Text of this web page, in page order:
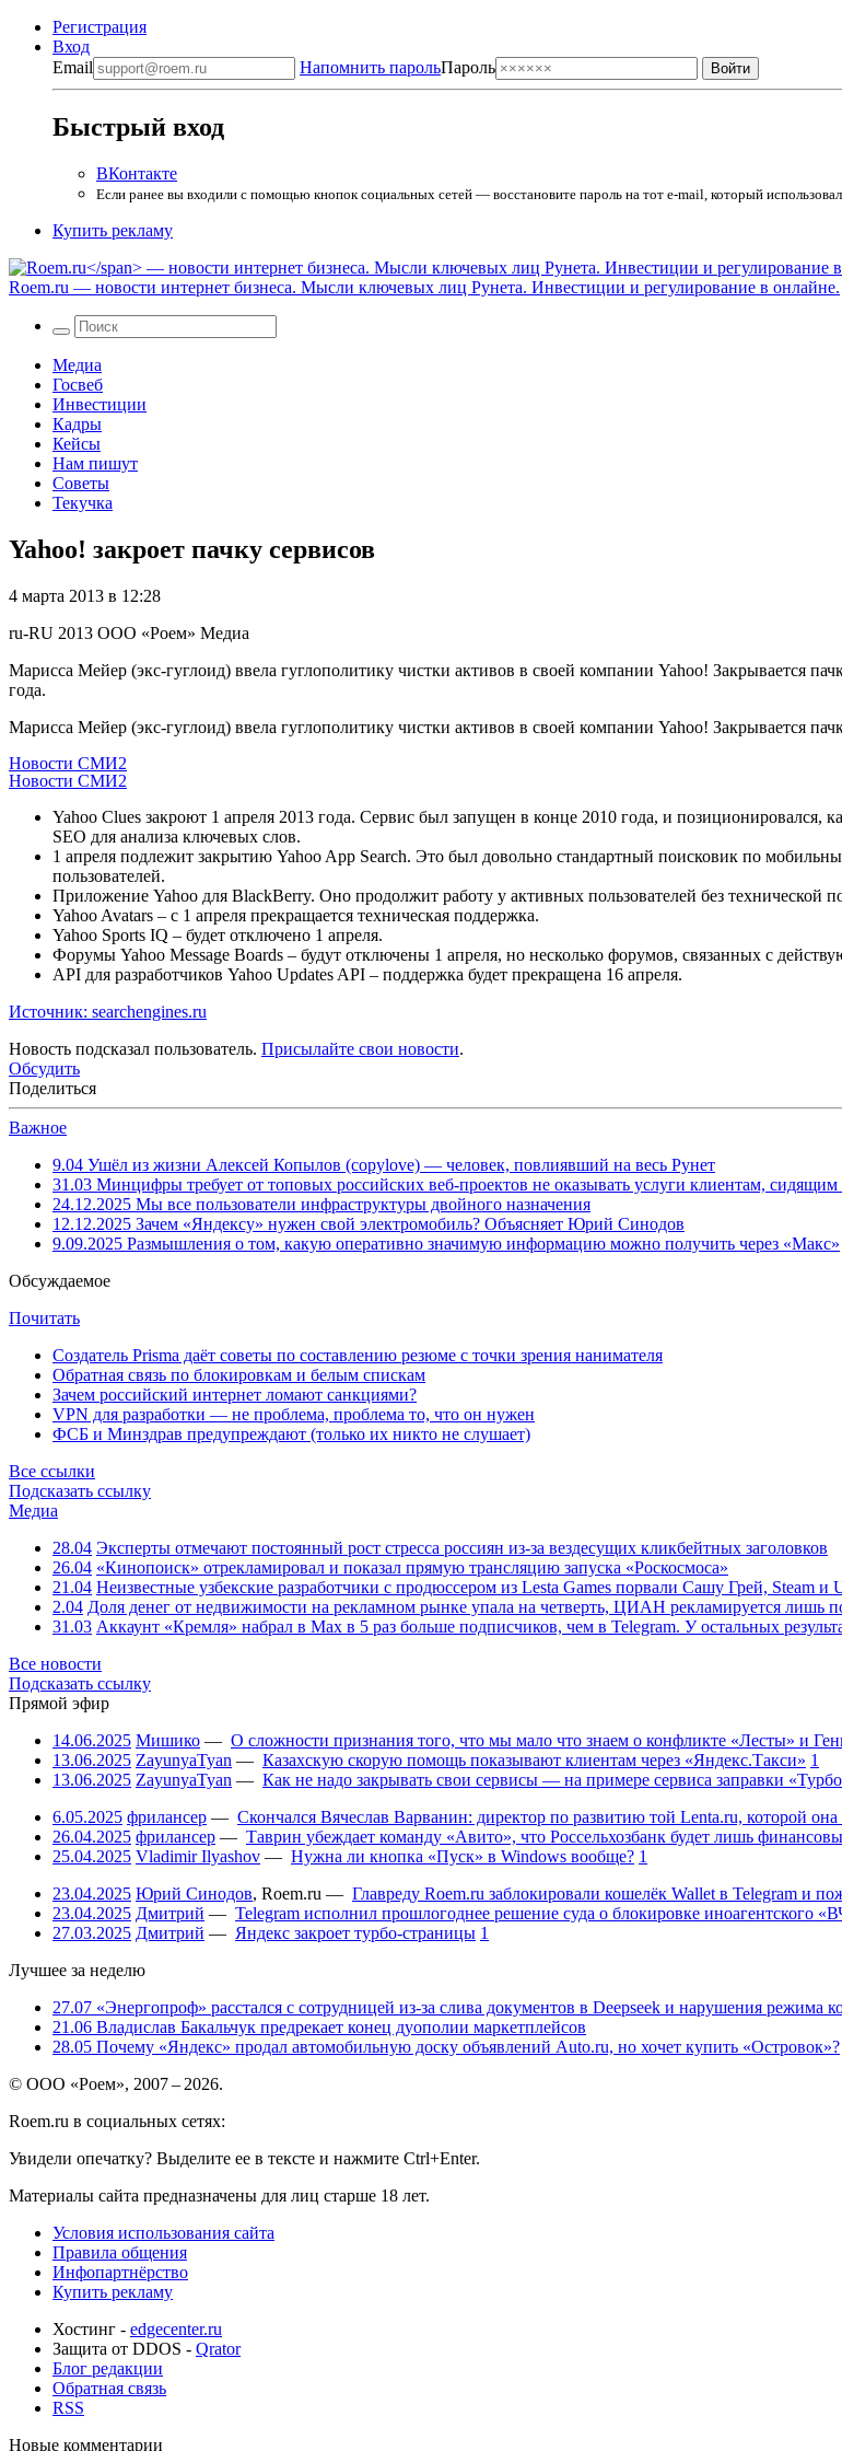
Регистрация
Вход
Email
Напомнить парольПароль
Быстрый вход
ВКонтакте
Если ранее вы входили с помощью кнопок социальных сетей — восстановите пароль на тот e-mail, который
Купить рекламу
Roem.ru — новости интернет бизнеса. Мысли ключевых лиц Рунета. Инвестиции и регулирование в онлайне.
Медиа
Госвеб
Инвестиции
Кадры
Кейсы
Нам пишут
Советы
Текучка
Yahoo! закроет пачку сервисов
4 марта 2013 в 12:28
ru-RU 2013 ООО «Роем» Медиа
Марисса Мейер (экс-гуглоид) ввела гуглополитику чистки активов в своей компании Yahoo! Закрывается
года.
Марисса Мейер (экс-гуглоид) ввела гуглополитику чистки активов в своей компании Yahoo! Закрывается
Новости СМИ2
Новости СМИ2
Yahoo Clues закроют 1 апреля 2013 года. Сервис был запущен в конце 2010 года, и
SEO для анализа ключевых слов.
1 апреля подлежит закрытию Yahoo App Search. Это был довольно стандартный поисковик по
пользователей.
Приложение Yahoo для BlackBerry. Оно продолжит работу у активных пользователей без технической
Yahoo Avatars – с 1 апреля прекращается техническая поддержка.
Yahoo Sports IQ – будет отключено 1 апреля.
Форумы Yahoo Message Boards – будут отключены 1 апреля, но несколько форумов, связанных с
API для разработчиков Yahoo Updates API – поддержка будет прекращена 16 апреля.
Источник: searchengines.ru
Новость подсказал пользователь. Присылайте свои новости.
Обсудить
Поделиться
Важное
9.04 Ушёл из жизни Алексей Копылов (copylove) — человек, повлиявший на весь Рунет
31.03 Минцифры требует от топовых российских веб-проектов не оказывать услуги клиентам,
24.12.2025 Мы все пользователи инфраструктуры двойного назначения
12.12.2025 Зачем «Яндексу» нужен свой электромобиль? Объясняет Юрий Синодов
9.09.2025 Размышления о том, какую оперативно значимую информацию можно получить через «Макс»
Обсуждаемое
Почитать
Создатель Prisma даёт советы по составлению резюме с точки зрения нанимателя
Обратная связь по блокировкам и белым спискам
Зачем российский интернет ломают санкциями?
VPN для разработки — не проблема, проблема то, что он нужен
ФСБ и Минздрав предупреждают (только их никто не слушает)
Все ссылки
Подсказать ссылку
Медиа
28.04 Эксперты отмечают постоянный рост стресса россиян из-за вездесущих кликбейтных заголовков
26.04 «Кинопоиск» отрекламировал и показал прямую трансляцию запуска «Роскосмоса»
21.04 Неизвестные узбекские разработчики с продюссером из Lesta Games порвали Сашу Грей, Steam и
2.04 Доля денег от недвижимости на рекламном рынке упала на четверть, ЦИАН рекламируется лишь
31.03 Аккаунт «Кремля» набрал в Max в 5 раз больше подписчиков, чем в Telegram. У остальных
Все новости
Подсказать ссылку
Прямой эфир
14.06.2025 Мишико — О сложности признания того, что мы мало что знаем о конфликте «Лесты» и
13.06.2025 ZayunyaTyan — Казахскую скорую помощь показывают клиентам через «Яндекс.Такси» 1
13.06.2025 ZayunyaTyan — Как не надо закрывать свои сервисы — на примере сервиса заправки
6.05.2025 фрилансер — Скончался Вячеслав Варванин: директор по развитию той Lenta.ru, которой она
26.04.2025 фрилансер — Таврин убеждает команду «Авито», что Россельхозбанк будет лишь
25.04.2025 Vladimir Ilyashov — Нужна ли кнопка «Пуск» в Windows вообще? 1
23.04.2025 Юрий Синодов, Roem.ru — Главреду Roem.ru заблокировали кошелёк Wallet в Telegram и
23.04.2025 Дмитрий — Telegram исполнил прошлогоднее решение суда о блокировке иноагентского
27.03.2025 Дмитрий — Яндекс закроет турбо-страницы 1
Лучшее за неделю
27.07 «Энергопроф» расстался с сотрудницей из-за слива документов в Deepseek и нарушения режима
21.06 Владислав Бакальчук предрекает конец дуополии маркетплейсов
28.05 Почему «Яндекс» продал автомобильную доску объявлений Auto.ru, но хочет купить «Островок»?
© ООО «Роем», 2007 – 2026.
Roem.ru в социальных сетях:
Увидели опечатку? Выделите ее в тексте и нажмите Ctrl+Enter.
Материалы сайта предназначены для лиц старше 18 лет.
Условия использования сайта
Правила общения
Инфопартнёрство
Купить рекламу
Хостинг - edgecenter.ru
Защита от DDOS - Qrator
Блог редакции
Обратная связь
RSS
Новые комментарии